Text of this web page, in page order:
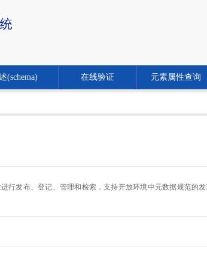
(schema) 在线验证 元素属性查询
行发布、登记、管理和检索，支持开放环境中元数据规范